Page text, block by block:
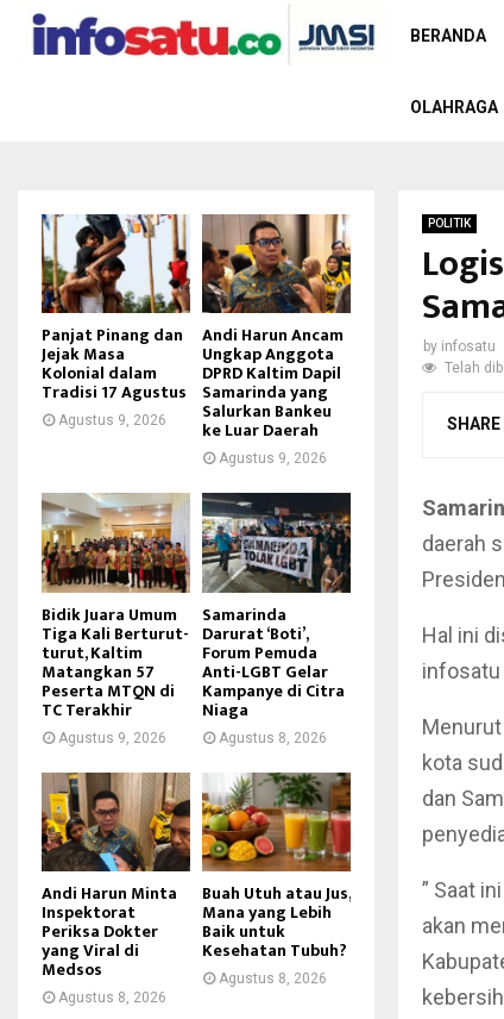
BERANDA
OLAHRAGA
POLITIK
by infosatu
Telah
SHARE
daerah
Hal ini
infosatu
kota
dan
” Saat
akan
Panjat Pinang dan
Jejak Masa
Kolonial dalam
Tradisi 17 Agustus
Agustus 9, 2026
Andi Harun Ancam
Ungkap Anggota
DPRD Kaltim Dapil
Samarinda yang
Salurkan Bankeu
ke Luar Daerah
Agustus 9, 2026
Bidik Juara Umum
Tiga Kali Berturut-
turut, Kaltim
Matangkan 57
Peserta MTQN di
TC Terakhir
Agustus 9, 2026
Samarinda
Darurat ‘Boti’,
Forum Pemuda
Anti-LGBT Gelar
Kampanye di Citra
Niaga
Agustus 8, 2026
Andi Harun Minta
Inspektorat
Periksa Dokter
yang Viral di
Medsos
Agustus 8, 2026
Buah Utuh atau Jus,
Mana yang Lebih
Baik untuk
Kesehatan Tubuh?
Agustus 8, 2026